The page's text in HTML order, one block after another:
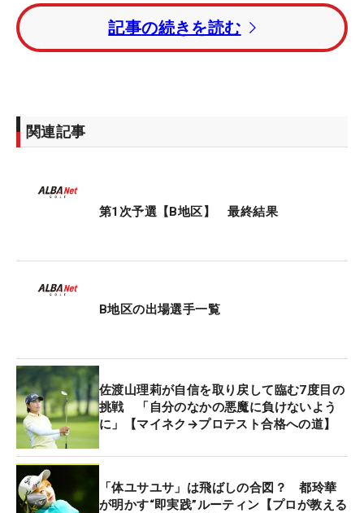
タル10アンダー・2位に佐渡山理莉。トータル9アン
ダー・3位タイに米下部ツアーで戦う谷田侑里香、
伊藤愛華が入った。
ナビ ネクストヒロインゴルフツアー（マイネク）卒
業生の坂口瑞菜子はトータル6アンダー・9位タイ、
妹・貴理はトータル5アンダー・13位タイ。米下部
ツアーを戦う伊藤二花もトータル4アンダー・18位
り、1次で姿を消すことになった。
位者が9月の2次予選（3地区）に進出。2次を勝ち上
がった選手は11月4日から始まる最終プロテスト
（岡山県・JFE瀬戸内海ゴルフ倶楽部）に進む。
記事の続きを読む
関連記事
第1次予選【B地区】 最終結果
B地区の出場選手一覧
佐渡山理莉が自信を取り戻して臨む7度目の
挑戦 「自分のなかの悪魔に負けないよう
に」【マイネク→プロテスト合格への道】
「体ユサユサ」は飛ばしの合図？ 都玲華
が明かす“即実践”ルーティン【プロが教える